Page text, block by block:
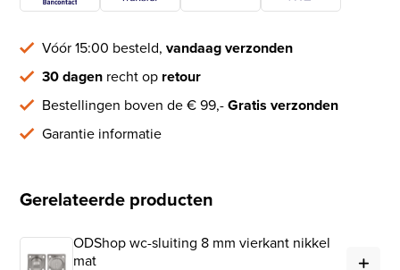
Vóór 15:00 besteld,vandaag verzonden
30 dagen recht op retour
Bestellingen boven de € 99,-Gratis verzonden
Garantie informatie
Gerelateerde producten
ODShop wc-sluiting 8 mm vierkant nikkel
mat